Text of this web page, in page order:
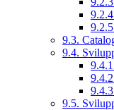
9.3.
9.4.
9.5.